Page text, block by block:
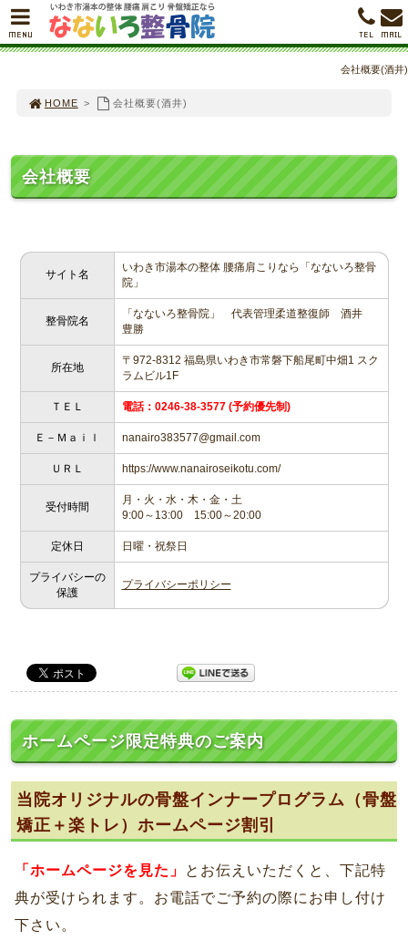
会社概要(酒井)
HOME > 会社概要(酒井)
会社概要
サイト名
いわき市湯本の整体 腰痛肩こりなら「なないろ整骨
院」
整骨院名
「なないろ整骨院」 代表管理柔道整復師 酒井
豊勝
所在地
〒972-8312 福島県いわき市常磐下船尾町中畑1 スク
ラムビル1F
ＴＥＬ 電話：0246-38-3577 (予約優先制)
Ｅ－Ｍａｉｌ nanairo383577@gmail.com
ＵＲＬ https://www.nanairoseikotu.com/
受付時間
月・火・水・木・金・土
9:00～13:00 15:00～20:00
定休日 日曜・祝祭日
プライバシーの
保護
プライバシーポリシー
ホームページ限定特典のご案内
当院オリジナルの骨盤インナープログラム（骨盤
矯正＋楽トレ）ホームページ割引
「ホームページを見た」
とお伝えいただくと、下記特
典が受けられます。お電話でご予約の際にお申し付け
下さい。
MENU MAIL
TEL